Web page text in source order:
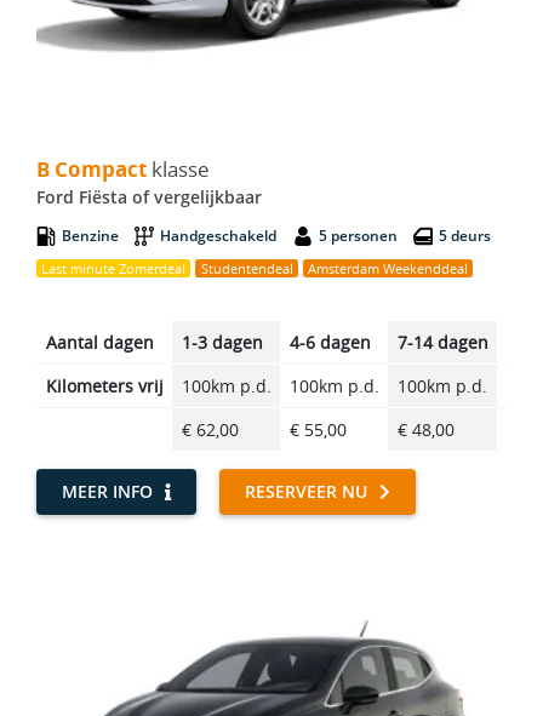
B Compact klasse
Ford Fiësta of vergelijkbaar
Benzine Handgeschakeld 5 personen 5 deurs
Last minute Zomerdeal Studentendeal Amsterdam Weekenddeal
Aantal dagen 1-3 dagen 4-6 dagen 7-14 dagen
Kilometers vrij
100km p.d. 100km p.d. 100km p.d.
€ 62,00
€ 55,00 € 48,00
MEER INFO RESERVEER NU